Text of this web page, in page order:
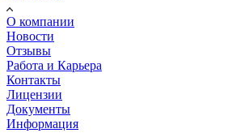
О компании
Новости
Отзывы
Работа и Карьера
Контакты
Лицензии
Документы
Информация